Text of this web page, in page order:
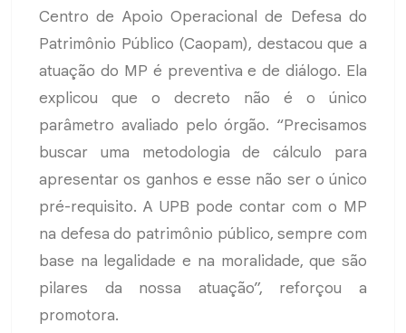
Centro de Apoio Operacional de Defesa do
Patrimônio Público (Caopam), destacou que a
atuação do MP é preventiva e de diálogo. Ela
explicou que o decreto não é o único
parâmetro avaliado pelo órgão. “Precisamos
buscar uma metodologia de cálculo para
apresentar os ganhos e esse não ser o único
pré-requisito. A UPB pode contar com o MP
na defesa do patrimônio público, sempre com
base na legalidade e na moralidade, que são
pilares da nossa atuação”, reforçou a
promotora.